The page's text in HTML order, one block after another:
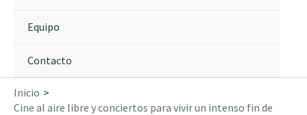
Equipo
Contacto
Inicio
Cine al aire libre y conciertos para vivir un intenso fin de